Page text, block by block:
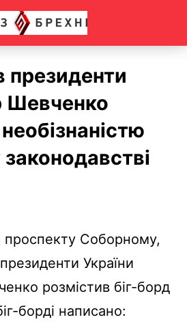
президенти
Шевченко
проспекту Соборному,
України
розмістив біг-борд
борді написано: